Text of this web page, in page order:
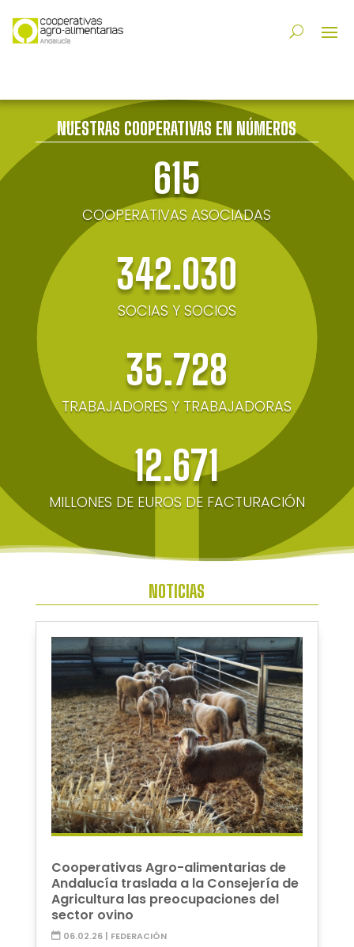
NUESTRAS COOPERATIVAS EN NÚMEROS
615
COOPERATIVAS ASOCIADAS
342.030
SOCIAS Y SOCIOS
35.728
TRABAJADORES Y TRABAJADORAS
12.671
MILLONES DE EUROS DE FACTURACIÓN
NOTICIAS
Cooperativas Agro-alimentarias de
Andalucía traslada a la Consejería de
Agricultura las preocupaciones del
sector ovino
06.02.26| FEDERACIÓN